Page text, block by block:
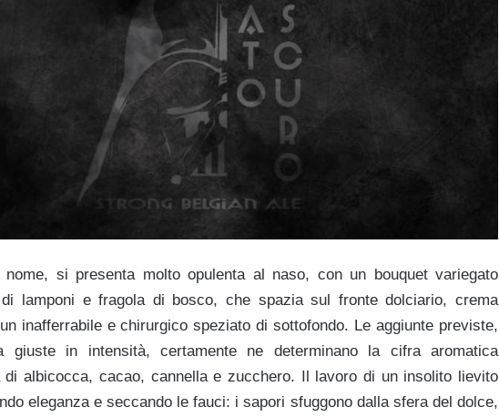
si presenta molto opulenta al naso, con un bouquet variegato
lamponi e fragola di bosco, che spazia sul fronte dolciario, crema
inafferrabile e chirurgico speziato di sottofondo. Le aggiunte previste,
giuste in intensità, certamente ne determinano la cifra aromatica
albicocca, cacao, cannella e zucchero. Il lavoro di un insolito lievito
eleganza e seccando le fauci: i sapori sfuggono dalla sfera del dolce,